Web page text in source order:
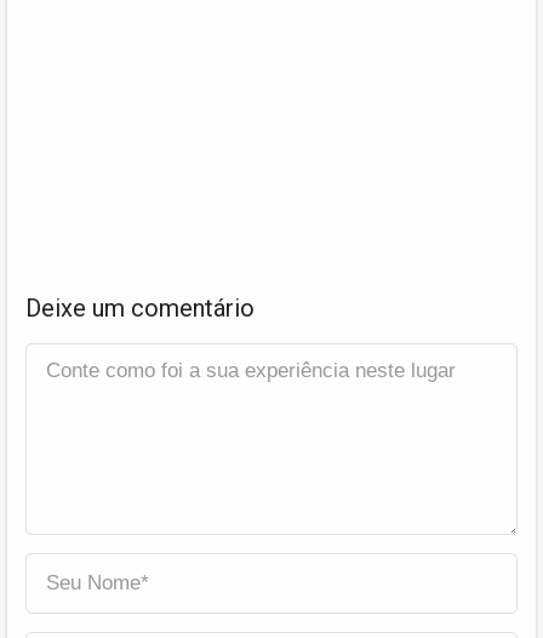
Deixe um comentário